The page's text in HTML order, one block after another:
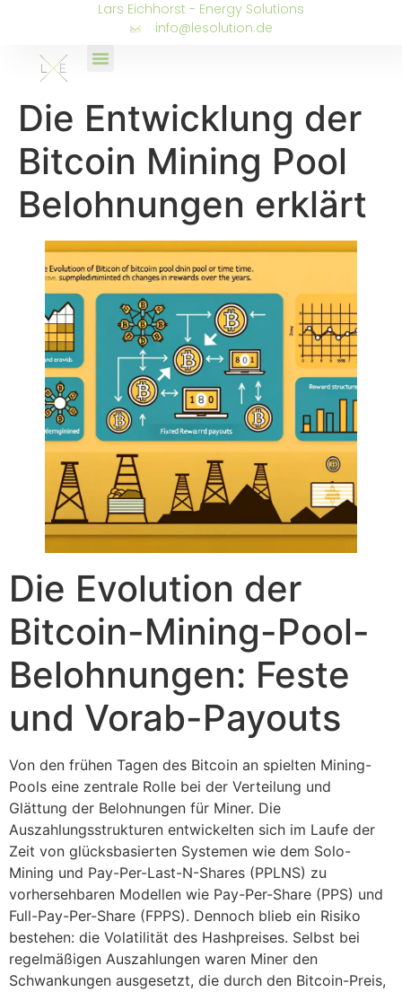
Lars Eichhorst - Energy Solutions
info@lesolution.de
Die Entwicklung der
Bitcoin Mining Pool
Belohnungen erklärt
Die Evolution der
Bitcoin-Mining-Pool-
Belohnungen: Feste
und Vorab-Payouts
Von den frühen Tagen des Bitcoin an spielten Mining-
Pools eine zentrale Rolle bei der Verteilung und
Glättung der Belohnungen für Miner. Die
Auszahlungsstrukturen entwickelten sich im Laufe der
Zeit von glücksbasierten Systemen wie dem Solo-
Mining und Pay-Per-Last-N-Shares (PPLNS) zu
vorhersehbaren Modellen wie Pay-Per-Share (PPS) und
Full-Pay-Per-Share (FPPS). Dennoch blieb ein Risiko
bestehen: die Volatilität des Hashpreises. Selbst bei
regelmäßigen Auszahlungen waren Miner den
Schwankungen ausgesetzt, die durch den Bitcoin-Preis,